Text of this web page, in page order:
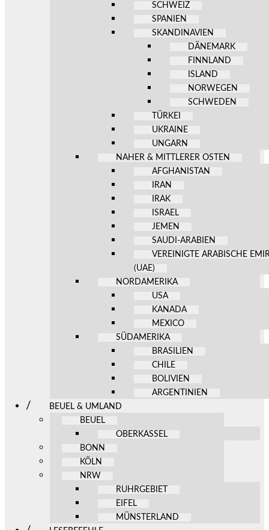
SCHWEIZ
SPANIEN
SKANDINAVIEN
DÄNEMARK
FINNLAND
ISLAND
NORWEGEN
SCHWEDEN
TÜRKEI
UKRAINE
UNGARN
NAHER & MITTLERER OSTEN
AFGHANISTAN
IRAN
IRAK
ISRAEL
JEMEN
SAUDI-ARABIEN
VEREINIGTE ARABISCHE
(UAE)
NORDAMERIKA
USA
KANADA
MEXICO
SÜDAMERIKA
BRASILIEN
CHILE
BOLIVIEN
ARGENTINIEN
BEUEL & UMLAND
BEUEL
OBERKASSEL
BONN
KÖLN
NRW
RUHRGEBIET
EIFEL
MÜNSTERLAND